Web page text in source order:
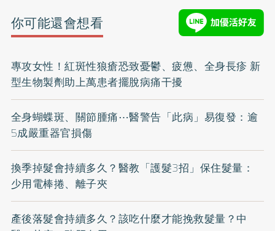
你可能還會想看
專攻女性！紅斑性狼瘡恐致憂鬱、疲憊、全身長疹 新
型生物製劑助上萬患者擺脫病痛干擾
全身蝴蝶斑、關節腫痛⋯醫警告「此病」易復發：逾
5成嚴重器官損傷
換季掉髮會持續多久？醫教「護髮3招」保住髮量：
少用電棒捲、離子夾
產後落髮會持續多久？該吃什麼才能挽救髮量？中